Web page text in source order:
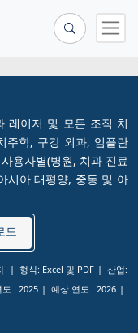
레이저 및 모든 조직 치
주학, 구강 외과, 임플란
용자별(병원, 치과 진료
시아 태평양, 중동 및 아
드
형식: Excel 및 PDF
산업:
도 : 2025 예상 연도 : 2026